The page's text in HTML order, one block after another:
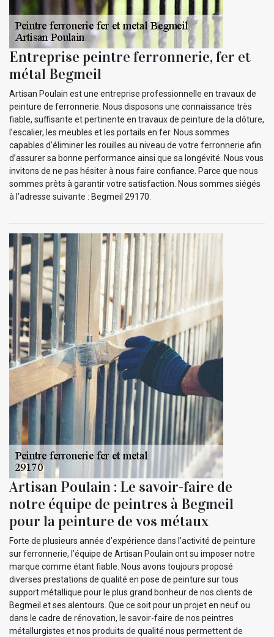
Entreprise peintre ferronnerie, fer et
métal Begmeil
Artisan Poulain est une entreprise professionnelle en travaux de
peinture de ferronnerie. Nous disposons une connaissance très
fiable, suffisante et pertinente en travaux de peinture de la clôture,
l’escalier, les meubles et les portails en fer. Nous sommes
capables d’éliminer les rouilles au niveau de votre ferronnerie afin
d’assurer sa bonne performance ainsi que sa longévité. Nous vous
invitons de ne pas hésiter à nous faire confiance. Parce que nous
sommes prêts à garantir votre satisfaction. Nous sommes siégés
à l’adresse suivante : Begmeil 29170.
Artisan Poulain : Le savoir-faire de
notre équipe de peintres à Begmeil
pour la peinture de vos métaux
Forte de plusieurs année d’expérience dans l’activité de peinture
sur ferronnerie, l’équipe de Artisan Poulain ont su imposer notre
marque comme étant fiable. Nous avons toujours proposé
diverses prestations de qualité en pose de peinture sur tous
support métallique pour le plus grand bonheur de nos clients de
Begmeil et ses alentours. Que ce soit pour un projet en neuf ou
dans le cadre de rénovation, le savoir-faire de nos peintres
métallurgistes et nos produits de qualité nous permettent de